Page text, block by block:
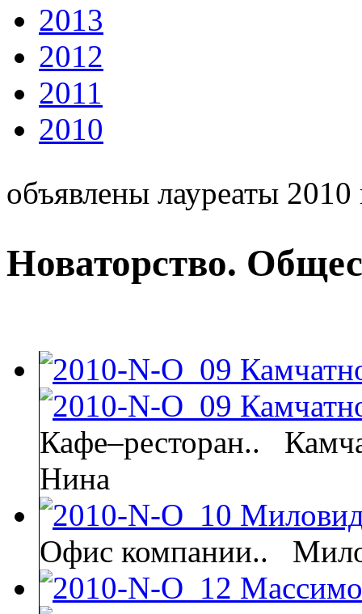
2013
2012
2011
2010
объявлены лауреаты 2010
Новаторство.
Кафе–ресторан..
Нина
Офис компании..